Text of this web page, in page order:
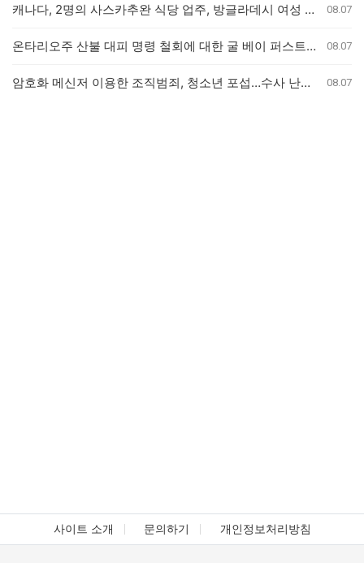
캐나다, 2명의 사스카추완 식당 업주, 방글라데시 여성 인신매매 유죄 판결 08.07
온타리오주 산불 대피 명령 철회에 대한 굴 베이 퍼스트 네이션의 강력 반발 08.07
암호화 메신저 이용한 조직범죄, 청소년 포섭…수사 난항 예고 08.07
사이트 소개 문의하기 개인정보처리방침